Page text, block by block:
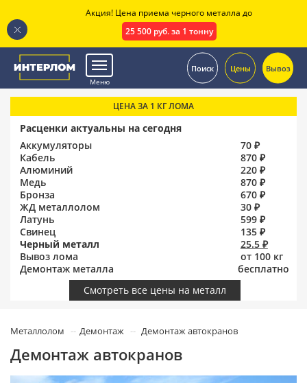
Меню
Поиск Цены Вывоз
ЦЕНА ЗА 1 КГ ЛОМА
Расценки актуальны на сегодня
Аккумуляторы
70 ₽
Кабель
870 ₽
Алюминий
220 ₽
Медь
870 ₽
Бронза
670 ₽
ЖД металлолом
30 ₽
Латунь
599 ₽
Свинец
135 ₽
Черный металл
25.5 ₽
Вывоз лома
от 100 кг
Демонтаж металла
бесплатно
Смотреть все цены на металл
Металлолом Демонтаж Демонтаж автокранов
Демонтаж автокранов
Акция! Цена приема черного металла до
25 500 руб. за 1 тонну
.